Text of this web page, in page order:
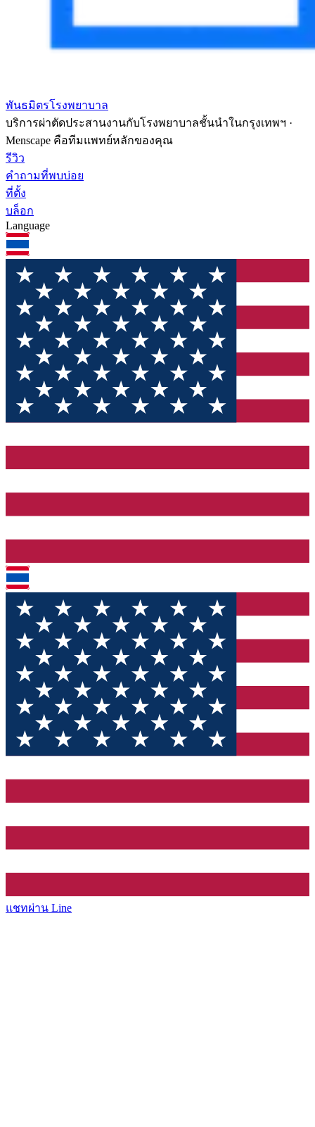
พันธมิตรโรงพยาบาล
บริการผ่าตัดประสานงานกับโรงพยาบาลชั้นนำในกรุงเทพฯ ·
Menscape คือทีมแพทย์หลักของคุณ
รีวิว
คำถามที่พบบ่อย
ที่ตั้ง
บล็อก
Language
แชทผ่าน Line